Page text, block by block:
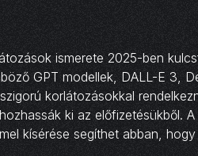
ismerete 2025-ben
GPT modellek, DALL-E 3,
korlátozásokkal
ki az előfizetésükből.
kísérése segíthet abban,